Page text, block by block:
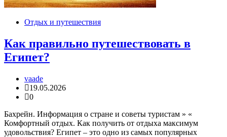
Отдых и путешествия
Как правильно путешествовать в
Египет?
vaade
19.05.2026
0
Бахрейн. Информация о стране и советы туристам » «
Комфортный отдых. Как получить от отдыха максимум
удовольствия? Египет – это одно из самых популярных